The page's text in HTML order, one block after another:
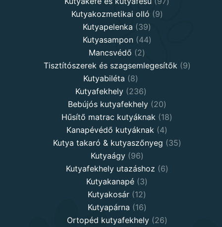
Kutyakozmetikai olló 99
Kutyapelenka 3939
products
Kutyasampon 4444
Mancsvédő 22
products
Tisztítószerek és szagsemlegesítők 99
Kutyabiléta 88
products
Kutyafekhely 236236
products
Bebújós kutyafekhely 2020
products
Hűsítő matrac kutyáknak 1818
Kanapévédő kutyáknak 44
products
Kutya takaró & kutyaszőnyeg 3535
Kutyaágy 9696
products
Kutyafekhely utazáshoz 66
Kutyakanapé 33
products
Kutyakosár 1212
products
Kutyapárna 1616
products
Ortopéd kutyafekhely 2626